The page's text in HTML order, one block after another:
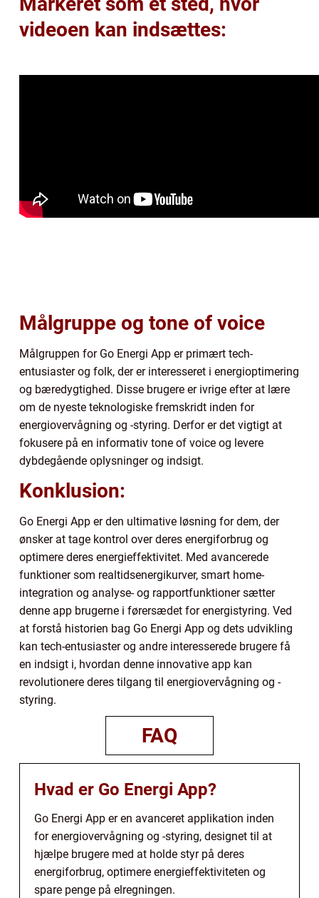
videoen kan indsættes:
Målgruppe og tone of voice
Målgruppen for Go Energi App er primært tech-
entusiaster og folk, der er interesseret i energioptimering
og bæredygtighed. Disse brugere er ivrige efter at lære
om de nyeste teknologiske fremskridt inden for
energiovervågning og -styring. Derfor er det vigtigt at
fokusere på en informativ tone of voice og levere
dybdegående oplysninger og indsigt.
Konklusion:
Go Energi App er den ultimative løsning for dem, der
ønsker at tage kontrol over deres energiforbrug og
optimere deres energieffektivitet. Med avancerede
funktioner som realtidsenergikurver, smart home-
integration og analyse- og rapportfunktioner sætter
denne app brugerne i førersædet for energistyring. Ved
at forstå historien bag Go Energi App og dets udvikling
kan tech-entusiaster og andre interesserede brugere få
en indsigt i, hvordan denne innovative app kan
revolutionere deres tilgang til energiovervågning og -
styring.
FAQ
Hvad er Go Energi App?
Go Energi App er en avanceret applikation inden
for energiovervågning og -styring, designet til at
hjælpe brugere med at holde styr på deres
energiforbrug, optimere energieffektiviteten og
spare penge på elregningen.